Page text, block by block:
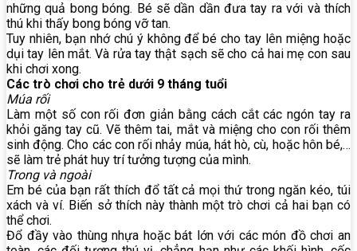
những quả bong bóng. Bé sẽ dần dần đưa tay ra với và thích
thú khi thấy bong bóng vỡ tan.
Tuy nhiên, bạn nhớ chú ý không để bé cho tay lên miệng hoặc
dụi tay lên mắt. Và rửa tay thật sạch sẽ cho cả hai mẹ con sau
khi chơi xong.
Các trò chơi cho trẻ dưới 9 tháng tuổi
Múa rối
Làm một số con rối đơn giản bằng cách cắt các ngón tay ra
khỏi găng tay cũ. Vẽ thêm tai, mắt và miệng cho con rối thêm
sinh động. Cho các con rối nhảy múa, hát hò, cù, hoặc hôn bé,…
sẽ làm trẻ phát huy trí tưởng tượng của mình.
Trong và ngoài
Em bé của bạn rất thích đổ tất cả mọi thứ trong ngăn kéo, túi
xách và ví. Biến sở thích này thành một trò chơi cả hai bạn có
thể chơi.
Đổ đầy vào thùng nhựa hoặc bát lớn với các món đồ chơi an